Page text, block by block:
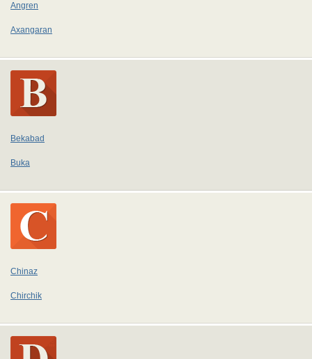
Angren
Axangaran
Bekabad
Buka
Chinaz
Chirchik